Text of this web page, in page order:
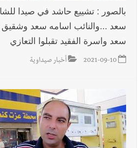
بالصور : تشييع حاشد في صيدا
سعد ...والنائب اسامه سعد
سعد واسرة الفقيد تقبلوا التعازي
2021-09-10 أخبار صيداوية